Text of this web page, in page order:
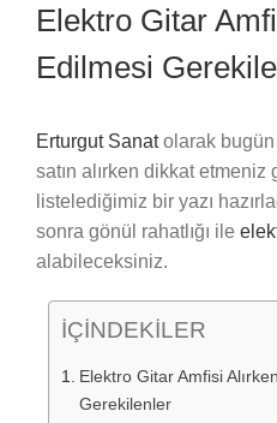
Elektro Gitar
Edilmesi
Erturgut Sanatolarak bugün
satın alırken dikkat etmeniz
listelediğimiz bir yazı
sonra gönül rahatlığı ile
alabileceksiniz.
İÇİNDEKİLER
Elektro Gitar Amfisi
Gerekilenler